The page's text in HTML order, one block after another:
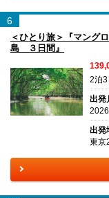
6
＜ひとり旅＞『マング
島 ３日間』
2泊3
出発
出発
東京